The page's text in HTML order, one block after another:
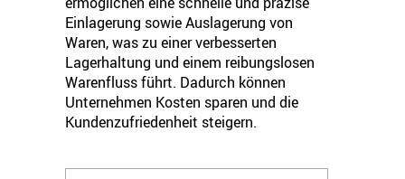
Einlagerung sowie Auslagerung von
Waren, was zu einer verbesserten
Lagerhaltung und einem reibungslosen
Warenfluss führt. Dadurch können
Unternehmen Kosten sparen und die
Kundenzufriedenheit steigern.